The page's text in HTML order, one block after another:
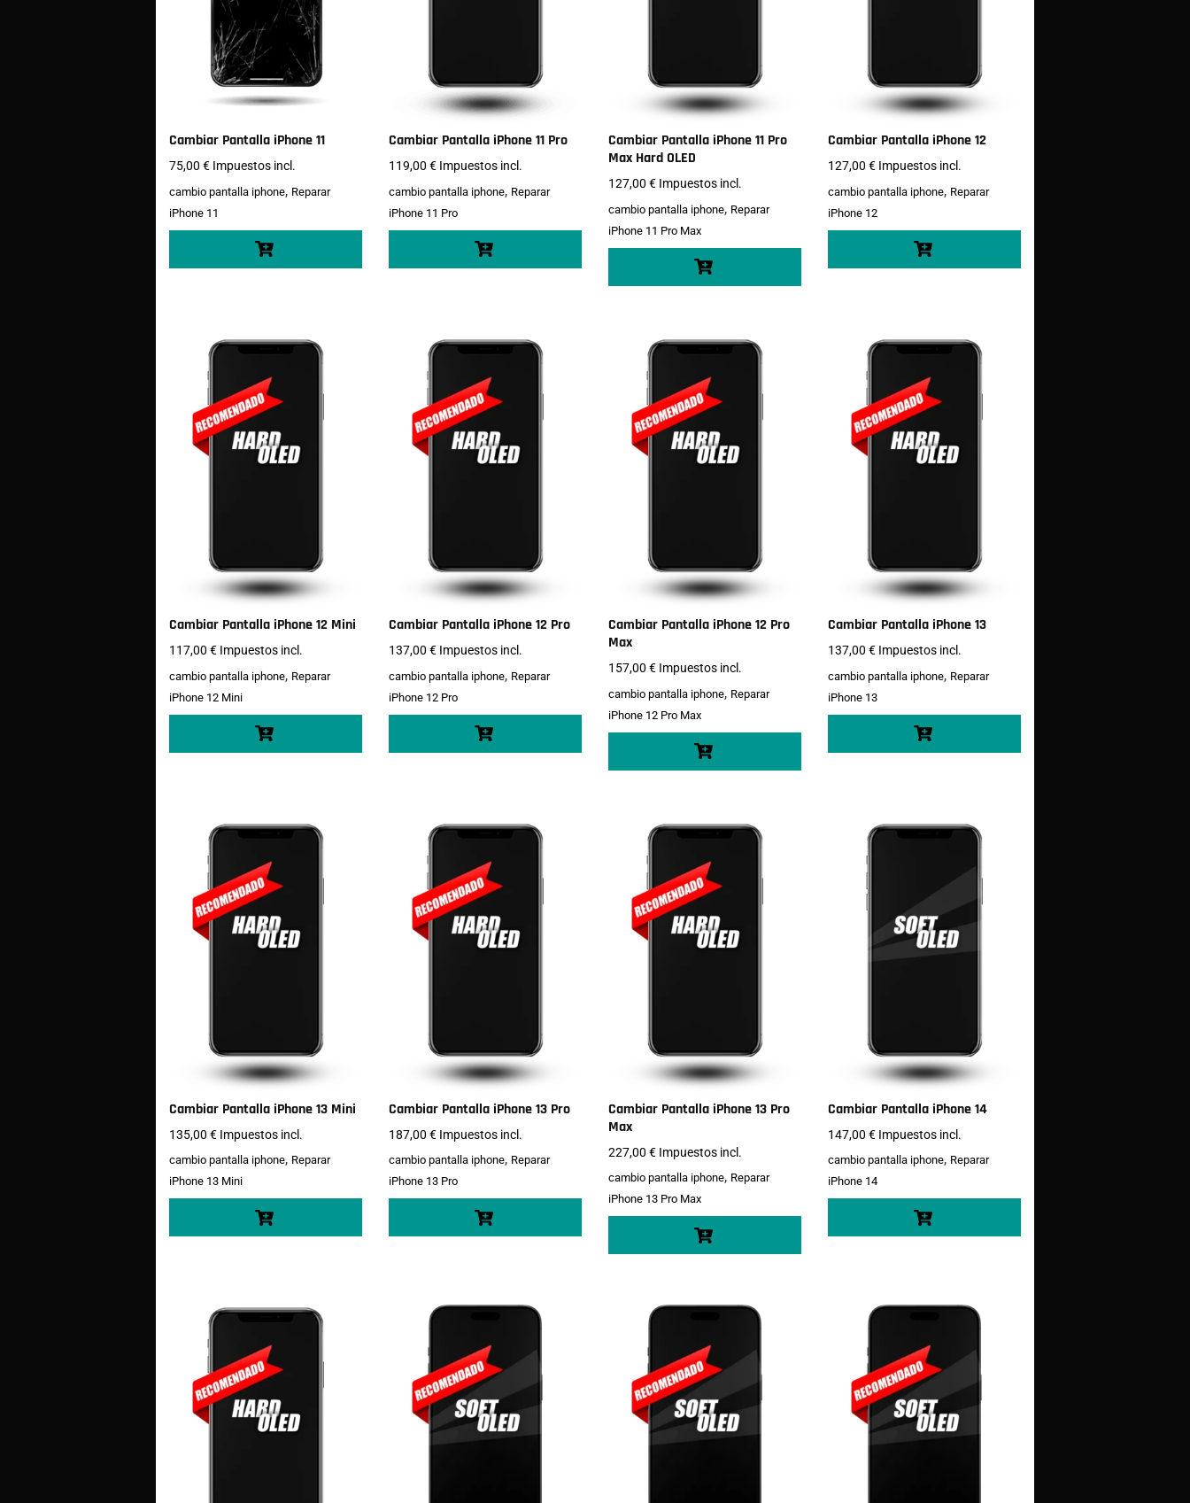
Cambiar Pantalla iPhone 11
75,00 € Impuestos incl.
cambio pantalla iphone, Reparar
iPhone 11
Cambiar Pantalla iPhone 11 Pro
119,00 € Impuestos incl.
cambio pantalla iphone, Reparar
iPhone 11 Pro
Cambiar Pantalla iPhone 11 Pro
Max Hard OLED
127,00 € Impuestos incl.
cambio pantalla iphone, Reparar
iPhone 11 Pro Max
Cambiar Pantalla iPhone 12
127,00 € Impuestos incl.
cambio pantalla iphone, Reparar
iPhone 12
Cambiar Pantalla iPhone 12 Mini
117,00 € Impuestos incl.
cambio pantalla iphone, Reparar
iPhone 12 Mini
Cambiar Pantalla iPhone 12 Pro
137,00 € Impuestos incl.
cambio pantalla iphone, Reparar
iPhone 12 Pro
Cambiar Pantalla iPhone 12 Pro
Max
157,00 € Impuestos incl.
cambio pantalla iphone, Reparar
iPhone 12 Pro Max
Cambiar Pantalla iPhone 13
137,00 € Impuestos incl.
cambio pantalla iphone, Reparar
iPhone 13
Cambiar Pantalla iPhone 13 Mini
135,00 € Impuestos incl.
cambio pantalla iphone, Reparar
iPhone 13 Mini
Cambiar Pantalla iPhone 13 Pro
187,00 € Impuestos incl.
cambio pantalla iphone, Reparar
iPhone 13 Pro
Cambiar Pantalla iPhone 13 Pro
Max
227,00 € Impuestos incl.
cambio pantalla iphone, Reparar
iPhone 13 Pro Max
Cambiar Pantalla iPhone 14
147,00 € Impuestos incl.
cambio pantalla iphone, Reparar
iPhone 14